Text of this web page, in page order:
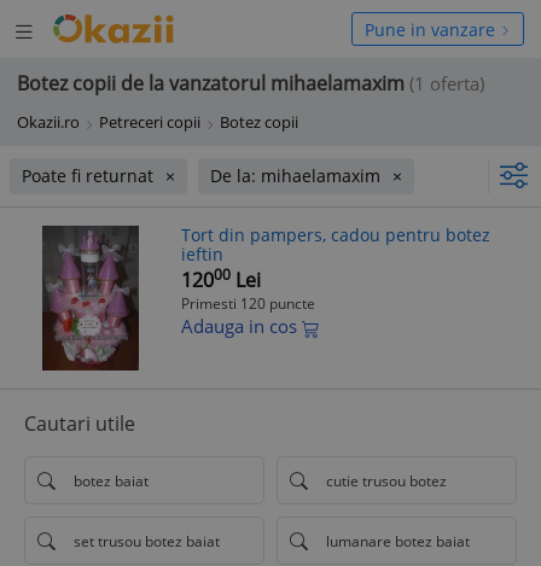
Deschide
meniul
Pune in vanzare
Botez copii de la vanzatorul mihaelamaxim (1 oferta)
Okazii.ro Petreceri copii Botez copii
Poate fi returnat De la: mihaelamaxim
Tort din pampers, cadou pentru botez
ieftin
12000 Lei
Primesti 120 puncte
Adauga in cos
Cautari utile
botez baiat cutie trusou botez
set trusou botez baiat lumanare botez baiat